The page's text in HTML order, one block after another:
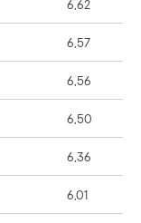
6,62
6,57
6,56
6,50
6,36
6,01